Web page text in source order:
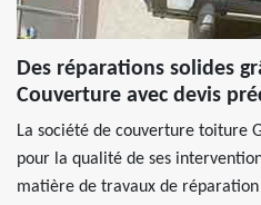
Des réparations solides
Couverture avec devis
La société de couverture toiture
pour la qualité de ses
matière de travaux de